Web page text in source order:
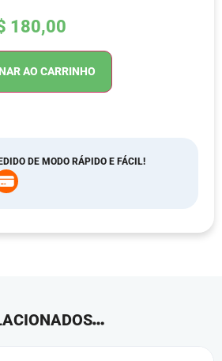
180,00
AO CARRINHO
DE MODO RÁPIDO E FÁCIL!